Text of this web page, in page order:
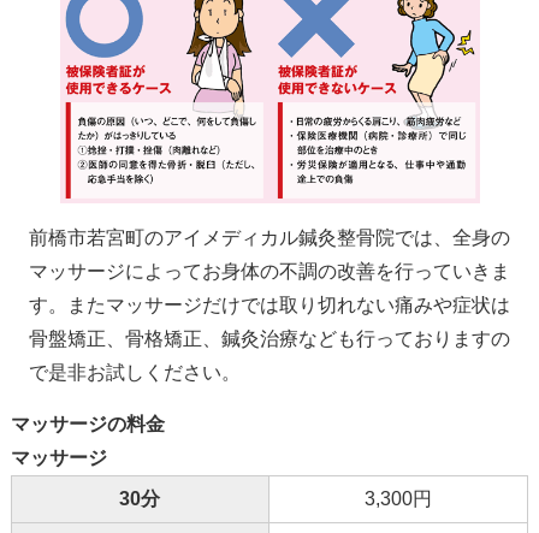
前橋市若宮町のアイメディカル鍼灸整骨院では、全身の
マッサージによってお身体の不調の改善を行っていきま
す。またマッサージだけでは取り切れない痛みや症状は
骨盤矯正、骨格矯正、鍼灸治療なども行っておりますの
で是非お試しください。
マッサージの料金
マッサージ
30分
3,300円